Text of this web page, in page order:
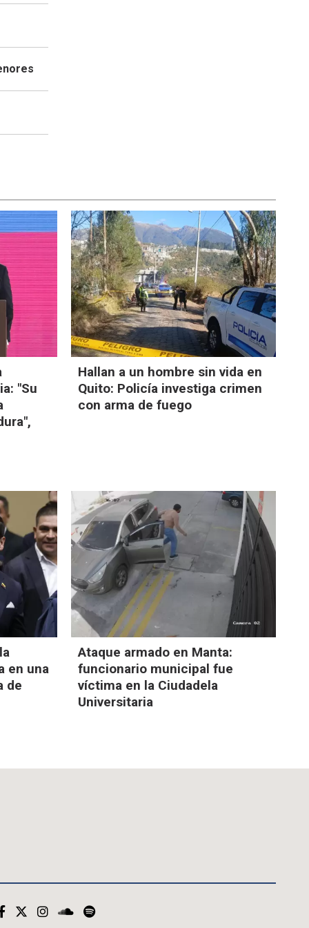
"Su
Hallan a un hombre sin vida en
Quito: Policía investiga crimen
con arma de fuego
en una
de
Ataque armado en Manta:
funcionario municipal fue
víctima en la Ciudadela
Universitaria